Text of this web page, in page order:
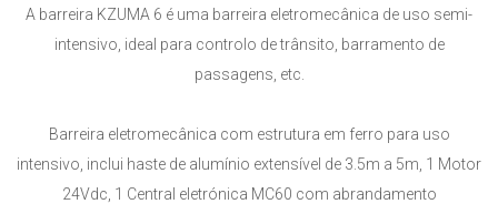
A barreira KZUMA 6 é uma barreira eletromecânica de uso semi-
intensivo, ideal para controlo de trânsito, barramento de
passagens, etc.
Barreira eletromecânica com estrutura em ferro para uso
intensivo, inclui haste de alumínio extensível de 3.5m a 5m, 1 Motor
24Vdc, 1 Central eletrónica MC60 com abrandamento